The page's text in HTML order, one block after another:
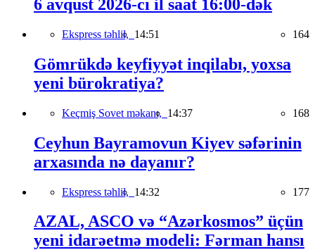
6 avqust 2026-cı il saat 16:00-dək
Ekspress təhlil, 14:51 164
Gömrükdə keyfiyyət inqilabı, yoxsa
yeni bürokratiya?
Keçmiş Sovet məkanı, 14:37 168
Ceyhun Bayramovun Kiyev səfərinin
arxasında nə dayanır?
Ekspress təhlil, 14:32 177
AZAL, ASCO və “Azərkosmos” üçün
yeni idarəetmə modeli: Fərman hansı